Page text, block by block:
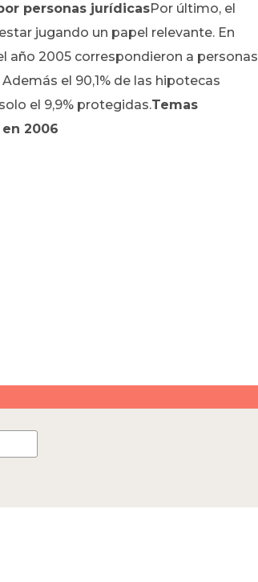
personas jurídicasPor último, el
jugando un papel relevante. En
año 2005 correspondieron a personas
el 90,1% de las hipotecas
el 9,9% protegidas.Temas
2006